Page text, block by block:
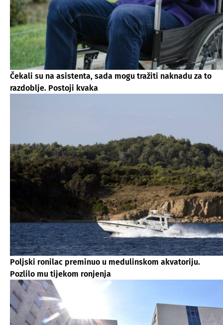
Čekali su na asistenta, sada mogu tražiti naknadu za to
razdoblje. Postoji kvaka
Poljski ronilac preminuo u medulinskom akvatoriju.
Pozlilo mu tijekom ronjenja